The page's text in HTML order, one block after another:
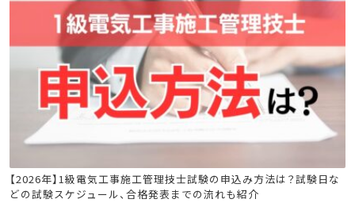
電気工事施工管理技士
【2026年】1級電気工事施工管理技士試験の申込み方法は？試験日な
どの試験スケジュール、合格発表までの流れも紹介